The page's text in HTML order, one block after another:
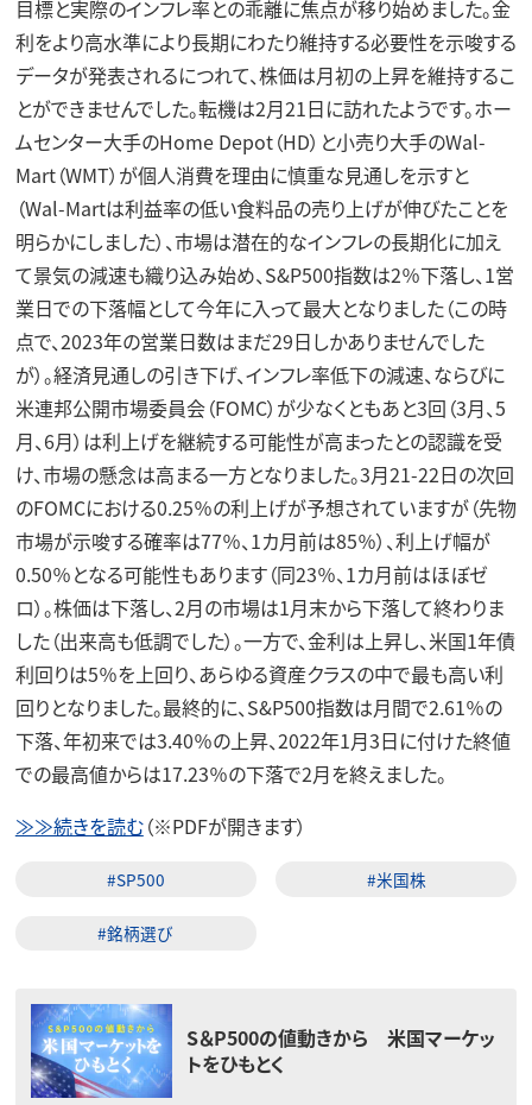
目標と実際のインフレ率との乖離に焦点が移り始めました。金
利をより高水準により長期にわたり維持する必要性を示唆する
データが発表されるにつれて、株価は月初の上昇を維持するこ
とができませんでした。転機は2月21日に訪れたようです。ホー
ムセンター大手のHome Depot（HD）と小売り大手のWal-
Mart（WMT）が個人消費を理由に慎重な見通しを示すと
（Wal-Martは利益率の低い食料品の売り上げが伸びたことを
明らかにしました）、市場は潜在的なインフレの長期化に加え
て景気の減速も織り込み始め、S&P500指数は2％下落し、1営
業日での下落幅として今年に入って最大となりました（この時
点で、2023年の営業日数はまだ29日しかありませんでした
が）。経済見通しの引き下げ、インフレ率低下の減速、ならびに
米連邦公開市場委員会（FOMC）が少なくともあと3回（3月、5
月、6月）は利上げを継続する可能性が高まったとの認識を受
け、市場の懸念は高まる一方となりました。3月21-22日の次回
のFOMCにおける0.25％の利上げが予想されていますが（先物
市場が示唆する確率は77％、1カ月前は85％）、利上げ幅が
0.50％となる可能性もあります（同23％、1カ月前はほぼゼ
ロ）。株価は下落し、2月の市場は1月末から下落して終わりま
した（出来高も低調でした）。一方で、金利は上昇し、米国1年債
利回りは5％を上回り、あらゆる資産クラスの中で最も高い利
回りとなりました。最終的に、S&P500指数は月間で2.61％の
下落、年初来では3.40％の上昇、2022年1月3日に付けた終値
での最高値からは17.23％の下落で2月を終えました。
≫≫続きを読む（※PDFが開きます）
#SP500 #米国株
#銘柄選び
S＆P500の値動きから 米国マーケッ
トをひもとく